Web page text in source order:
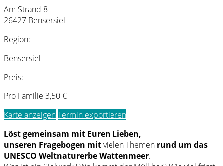
Am Strand 8
26427 Bensersiel
Region:
Bensersiel
Preis:
Pro Familie 3,50 €
Karte anzeigenTermin exportieren
Löst gemeinsam mit Euren Lieben,
unseren Fragebogen mitvielen Themen rund um das
UNESCO Weltnaturerbe Wattenmeer.